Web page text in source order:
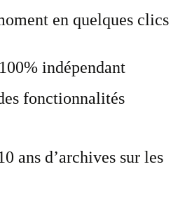
en quelques clics
indépendant
fonctionnalités
ans d’archives sur les